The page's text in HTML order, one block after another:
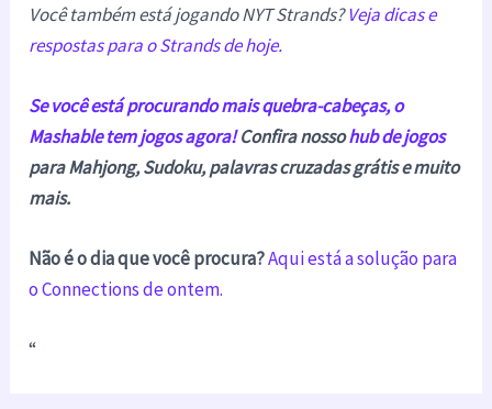
Você também está jogando NYT Strands?Veja dicas e
respostas para o Strands de hoje.
Se você está procurando mais quebra-cabeças, o
Mashable tem jogos agora!Confira nossohub de jogos
para Mahjong, Sudoku, palavras cruzadas grátis e muito
mais.
Não é o dia que você procura?Aqui está a solução para
o Connections de ontem.
“